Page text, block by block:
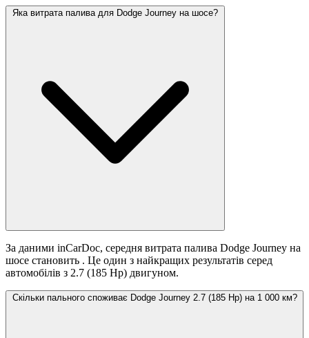
Яка витрата палива для Dodge Journey на шосе?
За даними inCarDoc, середня витрата палива Dodge Journey на
шосе становить . Це один з найкращих результатів серед
автомобілів з 2.7 (185 Hp) двигуном.
Скільки пального споживає Dodge Journey 2.7 (185 Hp) на 1 000 км?